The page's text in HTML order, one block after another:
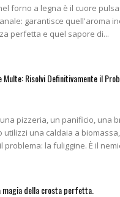
forno a legna è il cuore
garantisce quell'aroma
perfetta e quel sapore di...
Multe: Risolvi Definitivamente il
pizzeria, un panificio, una
utilizzi una caldaia a
benissimo il problema: la
magia della crosta perfetta.